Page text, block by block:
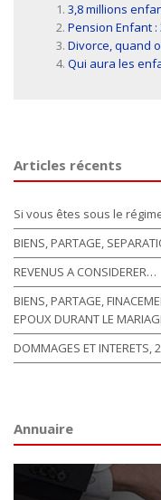
3,8 millions
Pension Enfant
Divorce, quand
Qui aura les
Articles récents
Si vous êtes sous le
BIENS, PARTAGE,
REVENUS A CONSIDERER…
BIENS, PARTAGE,
EPOUX DURANT LE
DOMMAGES ET INTERETS,
Annuaire